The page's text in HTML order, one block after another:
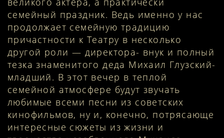
семейный праздник. Ведь именно у нас
продолжает семейную традицию
причастности к Театру в несколько
другой роли — директора- внук и полный
тезка знаменитого деда Михаил Глузский-
младший. В этот вечер в теплой
семейной атмосфере будут звучать
любимые всеми песни из советских
кинофильмов, ну и, конечно, потрясающе
интересные сюжеты из жизни и